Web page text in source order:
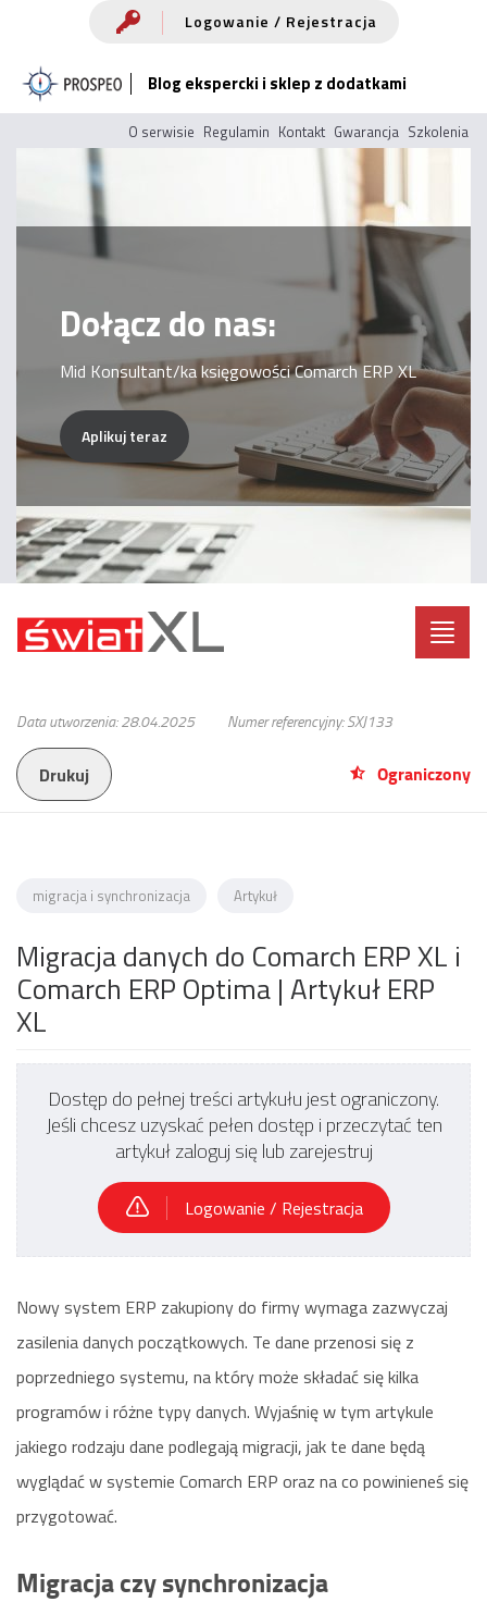
treści
Logowanie / Rejestracja
Blog ekspercki i sklep z dodatkami
O serwisie Regulamin Kontakt Gwarancja Szkolenia
Dołącz do nas:
Mid Konsultant/ka księgowości Comarch ERP XL
Aplikuj teraz
Data utworzenia: 28.04.2025 Numer referencyjny: SXJ133
Drukuj Ograniczony
migracja i synchronizacja Artykuł
Migracja danych do Comarch ERP XL i
Comarch ERP Optima | Artykuł ERP
XL
Dostęp do pełnej treści artykułu jest ograniczony.
Jeśli chcesz uzyskać pełen dostęp i przeczytać ten
artykuł zaloguj się lub zarejestruj
Logowanie / Rejestracja
Nowy system ERP zakupiony do firmy wymaga zazwyczaj
zasilenia danych początkowych. Te dane przenosi się z
poprzedniego systemu, na który może składać się kilka
programów i różne typy danych. Wyjaśnię w tym artykule
jakiego rodzaju dane podlegają migracji, jak te dane będą
wyglądać w systemie Comarch ERP oraz na co powinieneś się
przygotować.
Migracja czy synchronizacja